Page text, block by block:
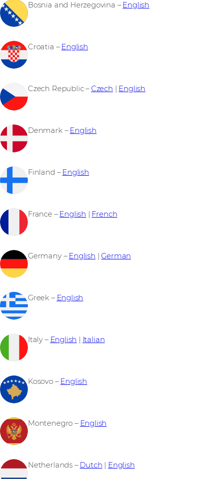
Bosnia and Herzegovina –English
Croatia –English
Czech Republic –Czech | English
Denmark –English
Finland –English
France –English | French
Germany –English |German
Greek – English
Italy – English | Italian
Kosovo –English
Montenegro – English
Netherlands –Dutch | English